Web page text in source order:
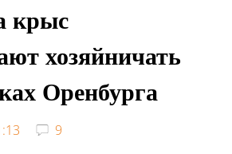
крыс
хозяйничать
Оренбурга
9